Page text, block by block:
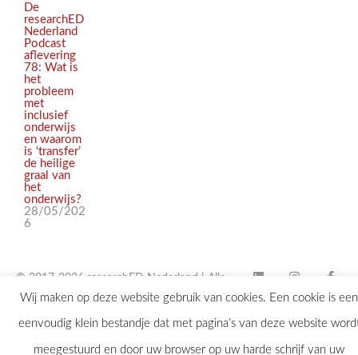
De
researchED
Nederland
Podcast
aflevering
78: Wat is
het
probleem
met
inclusief
onderwijs
en waarom
is ‘transfer’
de heilige
graal van
het
onderwijs?
28/05/202
6
© 2017-2026 researchED Nederland | Alle
rechten voorbehouden |
contact@researchED.eu
Wij maken op deze website gebruik van cookies. Een cookie is een
eenvoudig klein bestandje dat met pagina’s van deze website
meegestuurd en door uw browser op uw harde schrijf van uw